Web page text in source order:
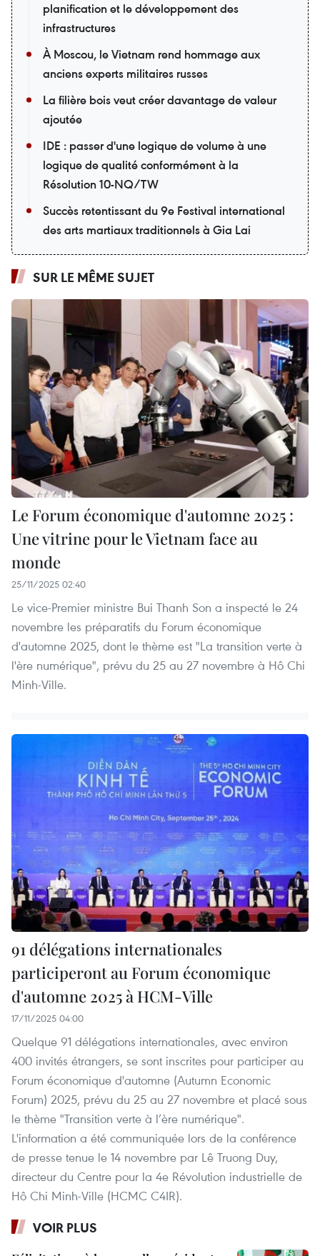
planification et le développement des
infrastructures
À Moscou, le Vietnam rend hommage aux
anciens experts militaires russes
La filière bois veut créer davantage de valeur
ajoutée
IDE : passer d'une logique de volume à une
logique de qualité conformément à la
Résolution 10-NQ/TW
Succès retentissant du 9e Festival international
des arts martiaux traditionnels à Gia Lai
SUR LE MÊME SUJET
Le Forum économique d'automne 2025 :
Une vitrine pour le Vietnam face au
monde
25/11/2025 02:40
Le vice-Premier ministre Bui Thanh Son a inspecté le 24
novembre les préparatifs du Forum économique
d'automne 2025, dont le thème est "La transition verte à
l'ère numérique", prévu du 25 au 27 novembre à Hô Chi
Minh-Ville.
91 délégations internationales
participeront au Forum économique
d'automne 2025 à HCM-Ville
17/11/2025 04:00
Quelque 91 délégations internationales, avec environ
400 invités étrangers, se sont inscrites pour participer au
Forum économique d'automne (Autumn Economic
Forum) 2025, prévu du 25 au 27 novembre et placé sous
le thème "Transition verte à l’ère numérique".
L'information a été communiquée lors de la conférence
de presse tenue le 14 novembre par Lê Truong Duy,
directeur du Centre pour la 4e Révolution industrielle de
Hô Chi Minh-Ville (HCMC C4IR).
VOIR PLUS